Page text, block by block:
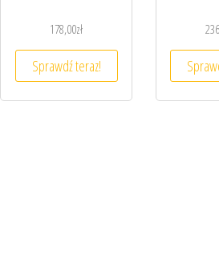
178,00zł
Sprawdź teraz!